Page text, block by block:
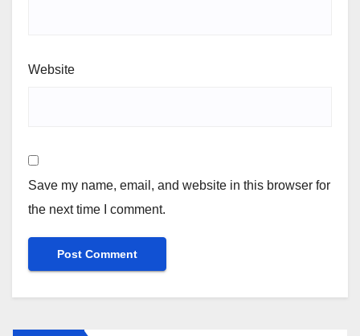
Website
Save my name, email, and website in this browser for
the next time I comment.